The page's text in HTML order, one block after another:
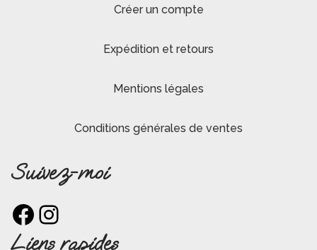
Créer un compte
Expédition et retours
Mentions légales
Conditions générales de ventes
Suivez-moi
Facebook Instagram
Liens rapides